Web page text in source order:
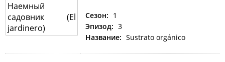
Сезон: 1
Эпизод: 3
Название: Sustrato orgánico